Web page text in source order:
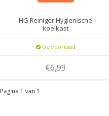
HG Reiniger Hygienische
koelkast
Op voorraad
€6,99
Pagina 1 van 1